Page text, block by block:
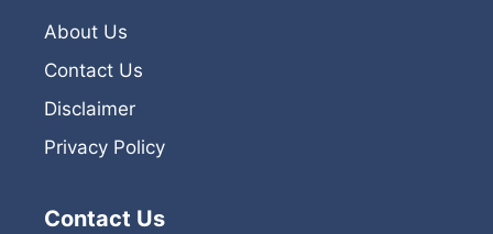
About Us
Contact Us
Disclaimer
Privacy Policy
Contact Us